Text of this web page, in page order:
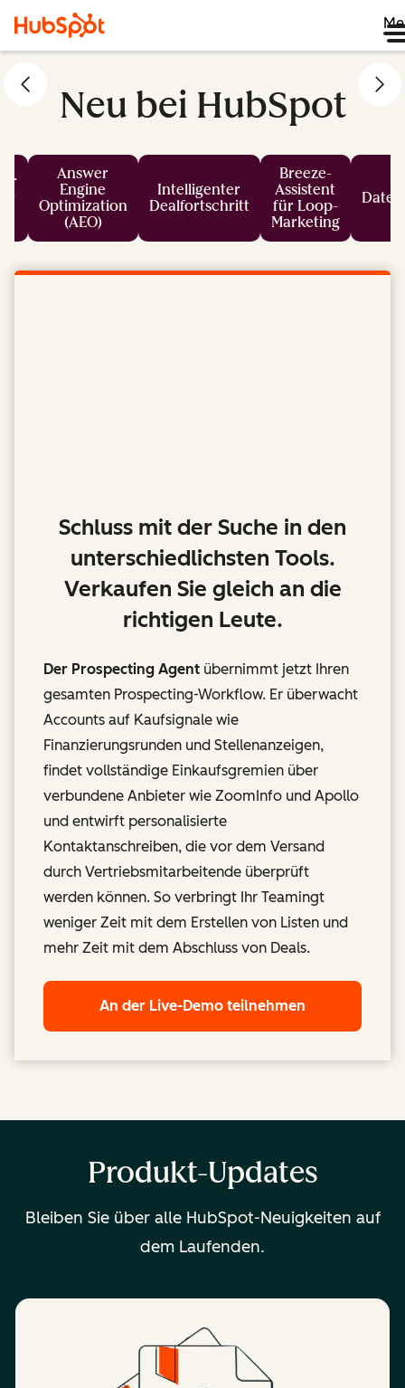
Neu bei HubSpot
Answer
Engine
Optimization
(AEO)
Intelligenter
Dealfortschritt
Breeze-
Assistent
für Loop-
Marketing
Schluss mit der Suche in den
unterschiedlichsten Tools.
Verkaufen Sie gleich an die
richtigen Leute.
Der Prospecting Agent übernimmt jetzt Ihren
gesamten Prospecting-Workflow. Er überwacht
Accounts auf Kaufsignale wie
Finanzierungsrunden und Stellenanzeigen,
findet vollständige Einkaufsgremien über
verbundene Anbieter wie ZoomInfo und Apollo
und entwirft personalisierte
Kontaktanschreiben, die vor dem Versand
durch Vertriebsmitarbeitende überprüft
werden können. So verbringt Ihr Teamingt
weniger Zeit mit dem Erstellen von Listen und
mehr Zeit mit dem Abschluss von Deals.
An der Live-Demo teilnehmen
Produkt-Updates
Bleiben Sie über alle HubSpot-Neuigkeiten auf
dem Laufenden.